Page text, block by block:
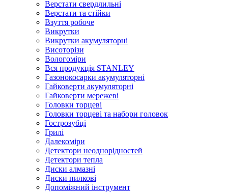
Верстати свердлильні
Верстати та стійки
Взуття робоче
Викрутки
Викрутки акумуляторні
Висоторізи
Вологоміри
Вся продукція STANLEY
Газонокосарки акумуляторні
Гайковерти акумуляторні
Гайковерти мережеві
Головки торцеві
Головки торцеві та набори головок
Гострозубці
Грилі
Далекоміри
Детектори неоднорідностей
Детектори тепла
Диски алмазні
Диски пилкові
Допоміжний інструмент